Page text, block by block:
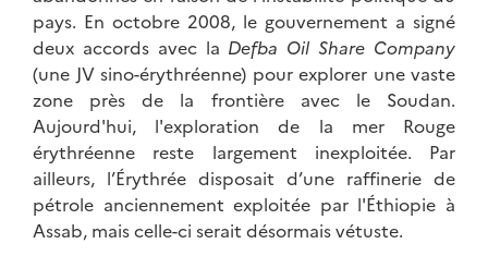
pays. En octobre 2008, le gouvernement a signé
deux accords avec la Defba Oil Share Company
(une JV sino-érythréenne) pour explorer une vaste
zone près de la frontière avec le Soudan.
Aujourd'hui, l'exploration de la mer Rouge
érythréenne reste largement inexploitée. Par
ailleurs, l’Érythrée disposait d’une raffinerie de
pétrole anciennement exploitée par l'Éthiopie à
Assab, mais celle-ci serait désormais vétuste.